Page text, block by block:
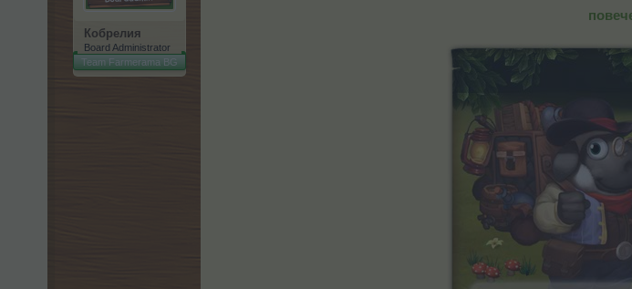
Кобрелия
Board Administrator
Team Farmerama BG